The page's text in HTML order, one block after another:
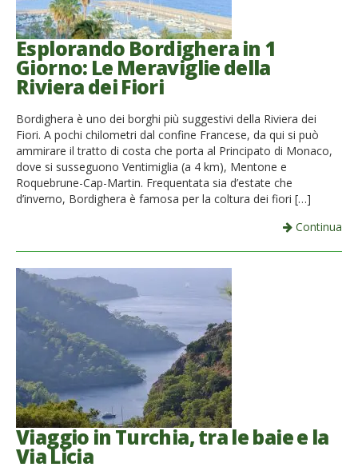
Esplorando Bordighera in 1
Giorno: Le Meraviglie della
Riviera dei Fiori
Bordighera è uno dei borghi più suggestivi della Riviera dei
Fiori. A pochi chilometri dal confine Francese, da qui si può
ammirare il tratto di costa che porta al Principato di Monaco,
dove si susseguono Ventimiglia (a 4 km), Mentone e
Roquebrune-Cap-Martin. Frequentata sia d’estate che
d’inverno, Bordighera è famosa per la coltura dei fiori […]
Continua
Viaggio in Turchia, tra le baie e la
Via Licia